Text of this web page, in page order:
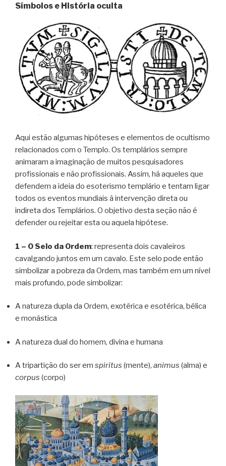
Símbolos e História oculta
Aqui estão algumas hipóteses e elementos de ocultismo
relacionados com o Templo. Os templários sempre
animaram a imaginação de muitos pesquisadores
profissionais e não profissionais. Assim, há aqueles que
defendem a ideia do esoterismo templário e tentam ligar
todos os eventos mundiais à intervenção direta ou
indireta dos Templários. O objetivo desta seção não é
defender ou rejeitar esta ou aquela hipótese.
1 – O Selo da Ordem: representa dois cavaleiros
cavalgando juntos em um cavalo. Este selo pode então
simbolizar a pobreza da Ordem, mas também em um nível
mais profundo, pode simbolizar:
A natureza dupla da Ordem, exotérica e esotérica, bélica
e monástica
A natureza dual do homem, divina e humana
A tripartição do ser em spiritus (mente), animus (alma) e
corpus (corpo)